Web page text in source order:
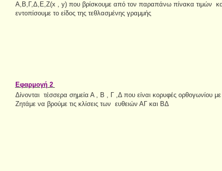
Α,Β,Γ,Δ,Ε,Ζ(x , y) που βρίσκουμε από τον παραπάνω πίνακα τιμών
εντοπίσουμε το είδος της τεθλασμένης γραμμής
Εφαρμογή 2
Δίνονται τέσσερα σημεία Α , Β , Γ ,Δ που είναι κορυφές ορθογωνίου
Ζητάμε να βρούμε τις κλίσεις των ευθειών ΑΓ και ΒΔ